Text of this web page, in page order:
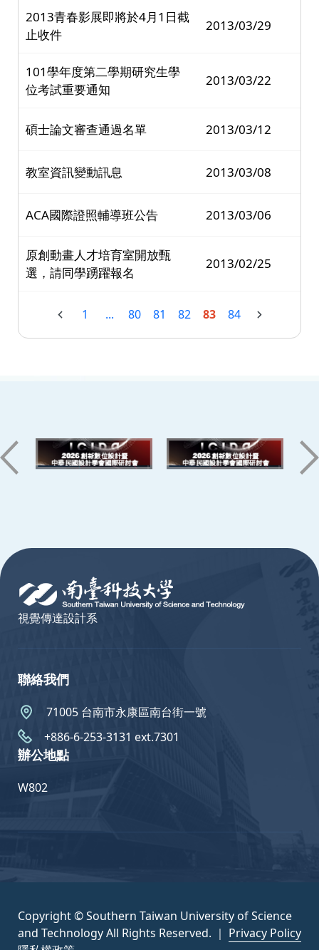
2013青春影展即將於4月1日截
止收件
2013/03/29
101學年度第二學期研究生學
位考試重要通知
2013/03/22
碩士論文審查通過名單 2013/03/12
教室資訊變動訊息 2013/03/08
ACA國際證照輔導班公告 2013/03/06
原創動畫人才培育室開放甄
選，請同學踴躍報名
2013/02/25
1 ... 80 81 82 83 84
視覺傳達設計系
聯絡我們
71005 台南市永康區南台街一號
+886-6-253-3131 ext.7301
辦公地點
W802
Copyright © Southern Taiwan University of Science
and Technology All Rights Reserved. ｜ Privacy Policy